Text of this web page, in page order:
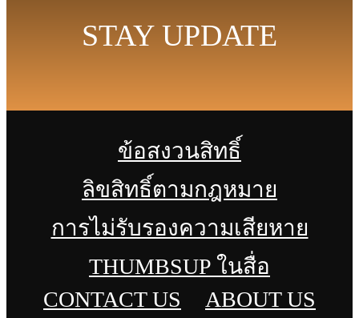
STAY UPDATE
ข้อสงวนสิทธิ์
ลิขสิทธิ์ตามกฎหมาย
การไม่รับรองความเสียหาย
THUMBSUP ในสื่อ
CONTACT US
ABOUT US